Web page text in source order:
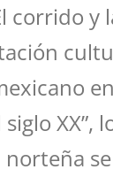
corrido y
XX”,
norteña